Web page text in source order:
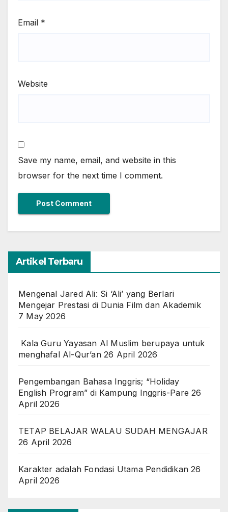
Email *
Website
Save my name, email, and website in this
browser for the next time I comment.
Artikel Terbaru
Mengenal Jared Ali: Si ‘Ali’ yang Berlari
Mengejar Prestasi di Dunia Film dan Akademik
7 May 2026
Kala Guru Yayasan Al Muslim berupaya untuk
menghafal Al-Qur’an 26 April 2026
Pengembangan Bahasa Inggris; “Holiday
English Program” di Kampung Inggris-Pare 26
April 2026
TETAP BELAJAR WALAU SUDAH MENGAJAR
26 April 2026
Karakter adalah Fondasi Utama Pendidikan 26
April 2026